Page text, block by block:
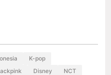
K-pop
Disney
NCT